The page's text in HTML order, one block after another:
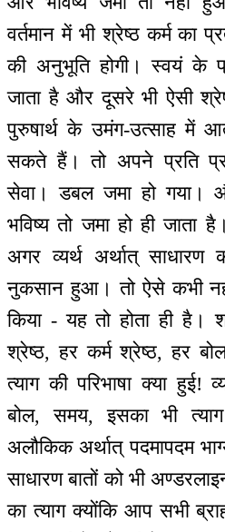
वर्तमान में भी श्रेष्ठ कर्म का
की अनुभूति होगी। स्वयं के
जाता है और दूसरे भी ऐसी
पुरुषार्थ के उमंग-उत्साह में
सकते हैं। तो अपने प्रति
सेवा। डबल जमा हो गया।
भविष्य तो जमा हो ही जाता
अगर व्यर्थ अर्थात् साधारण
नुकसान हुआ। तो ऐसे कभी
किया - यह तो होता ही है।
श्रेष्ठ, हर कर्म श्रेष्ठ, हर
त्याग की परिभाषा क्या हुई!
बोल, समय, इसका भी
अलौकिक अर्थात् पदमापदम
साधारण बातों को भी
का त्याग क्योंकि आप सभी